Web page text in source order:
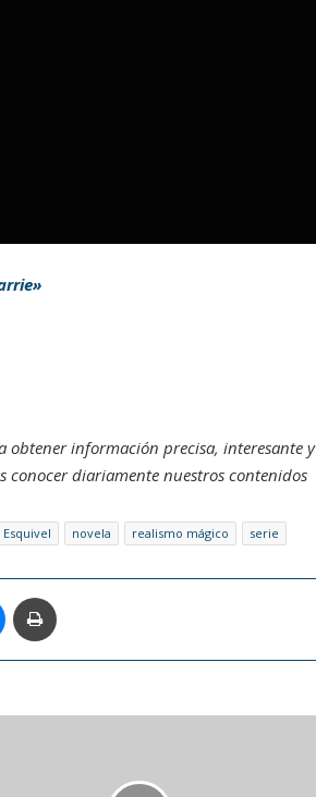
obtener información precisa, interesante y
conocer diariamente nuestros contenidos
Esquivel novela realismo mágico serie
Messenger